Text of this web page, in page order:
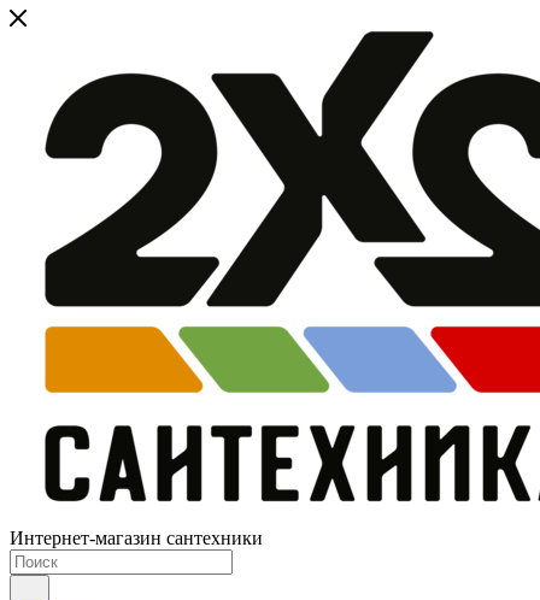
Интернет-магазин сантехники